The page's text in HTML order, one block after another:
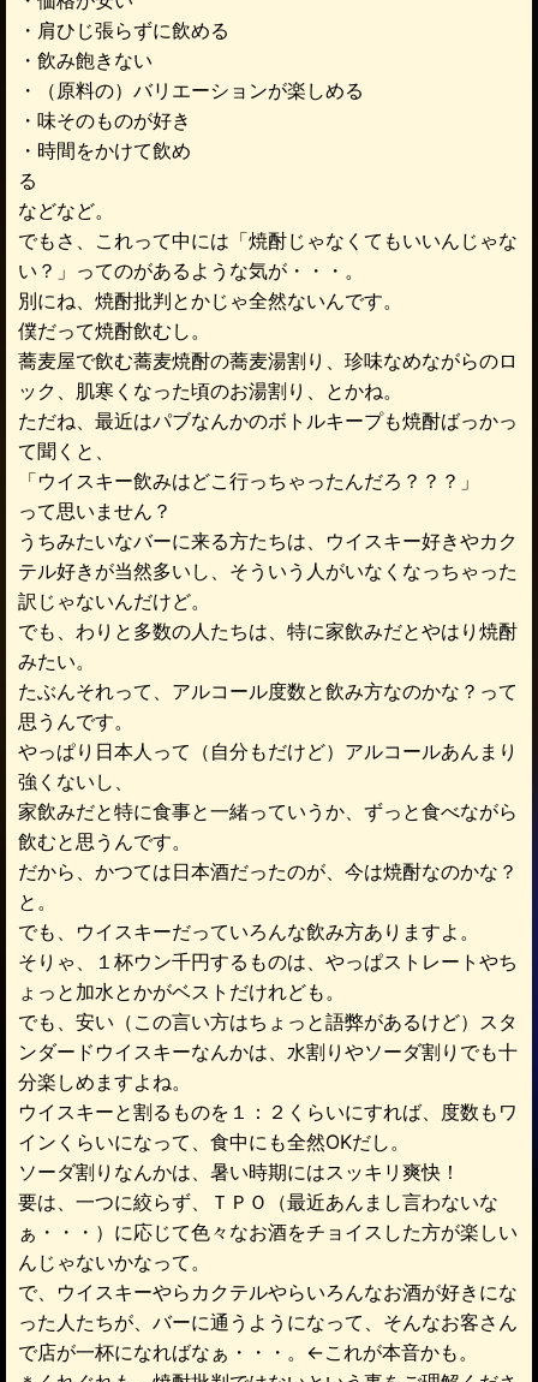
・肩ひじ張らずに飲める
・飲み飽きない
・（原料の）バリエーションが楽しめる
・味そのものが好き
・時間をかけて飲め
る
などなど。
でもさ、これって中には「焼酎じゃなくてもいいんじゃな
い？」ってのがあるような気が・・・。
別にね、焼酎批判とかじゃ全然ないんです。
僕だって焼酎飲むし。
蕎麦屋で飲む蕎麦焼酎の蕎麦湯割り、珍味なめながらのロ
ック、肌寒くなった頃のお湯割り、とかね。
ただね、最近はパブなんかのボトルキープも焼酎ばっかっ
て聞くと、
「ウイスキー飲みはどこ行っちゃったんだろ？？？」
って思いません？
うちみたいなバーに来る方たちは、ウイスキー好きやカク
テル好きが当然多いし、そういう人がいなくなっちゃった
訳じゃないんだけど。
でも、わりと多数の人たちは、特に家飲みだとやはり焼酎
みたい。
たぶんそれって、アルコール度数と飲み方なのかな？って
思うんです。
やっぱり日本人って（自分もだけど）アルコールあんまり
強くないし、
家飲みだと特に食事と一緒っていうか、ずっと食べながら
飲むと思うんです。
だから、かつては日本酒だったのが、今は焼酎なのかな？
と。
でも、ウイスキーだっていろんな飲み方ありますよ。
そりゃ、１杯ウン千円するものは、やっぱストレートやち
ょっと加水とかがベストだけれども。
でも、安い（この言い方はちょっと語弊があるけど）スタ
ンダードウイスキーなんかは、水割りやソーダ割りでも十
分楽しめますよね。
ウイスキーと割るものを１：２くらいにすれば、度数もワ
インくらいになって、食中にも全然OKだし。
ソーダ割りなんかは、暑い時期にはスッキリ爽快！
要は、一つに絞らず、ＴＰＯ（最近あんまし言わないな
ぁ・・・）に応じて色々なお酒をチョイスした方が楽しい
んじゃないかなって。
で、ウイスキーやらカクテルやらいろんなお酒が好きにな
った人たちが、バーに通うようになって、そんなお客さん
で店が一杯になればなぁ・・・。←これが本音かも。